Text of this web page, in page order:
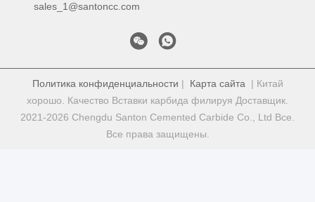
sales_1@santoncc.com
Политика конфиденциальности | Карта сайта | Китай
хорошо. Качество Вставки карбида филируя Доставщик.
2021-2026 Chengdu Santon Cemented Carbide Co., Ltd Все.
Все права защищены.